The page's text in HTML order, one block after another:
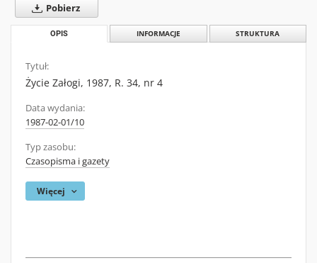
Pobierz
OPIS INFORMACJE STRUKTURA
Tytuł:
Życie Załogi, 1987, R. 34, nr 4
Data wydania:
1987-02-01/10
Typ zasobu:
Czasopisma i gazety
Więcej